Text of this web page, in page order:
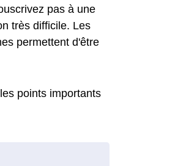
pas à une
très difficile. Les
permettent d'être
points importants